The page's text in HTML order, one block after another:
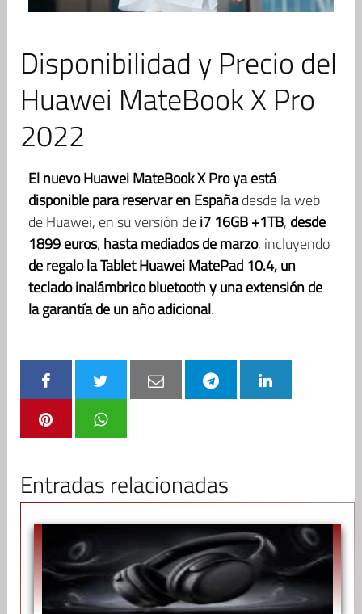
Disponibilidad y Precio del
Huawei MateBook X Pro
2022
El nuevo Huawei MateBook X Pro ya está
disponible para reservar en Españadesde la web
de Huawei, en su versión dei7 16GB +1TB, desde
1899 euros, hasta mediados de marzo, incluyendo
de regalo la Tablet Huawei MatePad 10.4, un
teclado inalámbrico bluetooth y una extensión de
la garantía de un año adicional.
Entradas relacionadas